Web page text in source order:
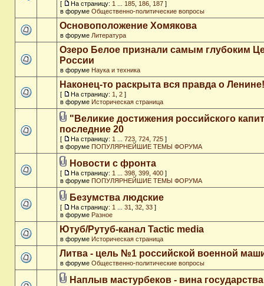
[ На страницу: 1 185 186 187 ]
в форуме Общественно-политические вопросы
Основоположение Хомякова
в форуме Литература
Озеро Белое признали самым глубоким
России
в форуме Наука и техника
Наконец-то раскрыта вся правда о Ленине!
[ На страницу: 1 2 ]
в форуме Историческая страница
"Великие достижения российского
последние 20
[ На страницу: 1 723 724 725 ]
в форуме ПОПУЛЯРНЕЙШИЕ ТЕМЫ ФОРУМА
Новости с фронта
[ На страницу: 1 398 399 400 ]
в форуме ПОПУЛЯРНЕЙШИЕ ТЕМЫ ФОРУМА
Безумства людские
[ На страницу: 1 31 32 33 ]
в форуме Разное
Ютуб/Рутуб-канал Tactic media
в форуме Историческая страница
Литва - цель №1 российской военной
в форуме Общественно-политические вопросы
Наплыв мастурбеков - вина государства